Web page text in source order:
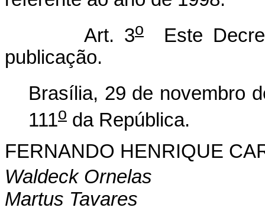
Art. 3o
Este
publicação.
Brasília, 29 de novembro
111o da República.
FERNANDO HENRIQUE
Waldeck Ornelas
Martus Tavares